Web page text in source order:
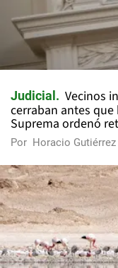
Judicial
Vecinos
cerraban antes
Suprema ordenó
Por Horacio